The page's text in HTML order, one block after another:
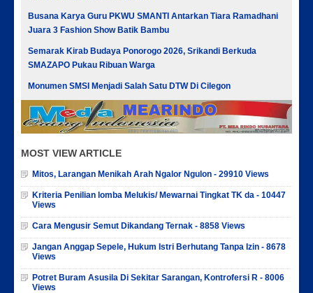
Busana Karya Guru PKWU SMANTI Antarkan Tiara Ramadhani
Juara 3 Fashion Show Batik Bambu
Semarak Kirab Budaya Ponorogo 2026, Srikandi Berkuda
SMAZAPO Pukau Ribuan Warga
Monumen SMSI Menjadi Salah Satu DTW Di Cilegon
MOST VIEW ARTICLE
Mitos, Larangan Menikah Arah Ngalor Ngulon - 29910 Views
Kriteria Penilian lomba Melukis/ Mewarnai Tingkat TK da - 10447
Views
Cara Mengusir Semut Dikandang Ternak - 8858 Views
Jangan Anggap Sepele, Hukum Istri Berhutang Tanpa Izin - 8678
Views
Potret Buram Asusila Di Sekitar Sarangan, Kontrofersi R - 8006
Views